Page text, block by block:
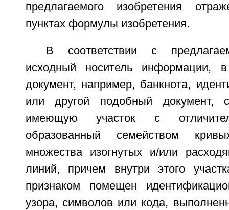
предлагаемого изобретения
пунктах формулы изобретения.
В соответствии с
исходный носитель информации,
документ, например, банкнота,
или другой подобный документ,
имеющую участок с
образованный семейством
множества изогнутых и/или
линий, причем внутри этого
признаком помещен
узора, символов или кода,